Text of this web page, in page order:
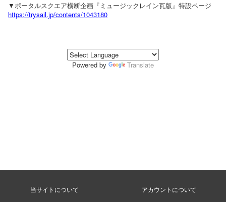
▼ポータルスクエア横断企画『ミュージックレイン瓦版』特設ページ
https://trysail.jp/contents/1043180
Powered by Translate
当サイトについて アカウントについて